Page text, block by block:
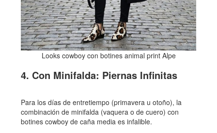
Looks cowboy con botines animal print Alpe
4. Con Minifalda: Piernas Infinitas
Para los días de entretiempo (primavera u otoño), la
combinación de minifalda (vaquera o de cuero) con
botines cowboy de caña media es infalible.